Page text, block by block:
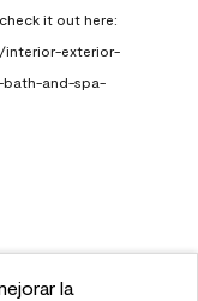
la
it out here:
interior-exterior-
and-spa-